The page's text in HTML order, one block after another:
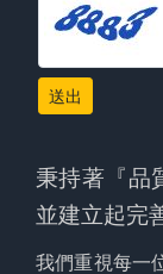
送出
秉持著『品
並建立起完
我們重視每一